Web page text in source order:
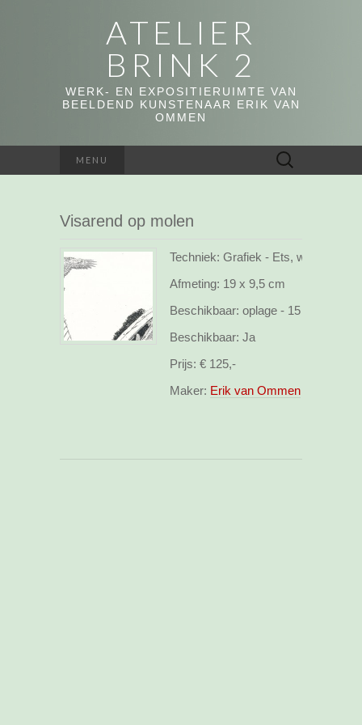
ATELIER
BRINK 2
WERK- EN EXPOSITIERUIMTE VAN
BEELDEND KUNSTENAAR ERIK VAN
OMMEN
MENU
Zoeken
naar:
Visarend op molen
Techniek: Grafiek - Ets, webshop
Afmeting: 19 x 9,5 cm
Beschikbaar: oplage - 15
Beschikbaar: Ja
Prijs: € 125,-
Maker: Erik van Ommen